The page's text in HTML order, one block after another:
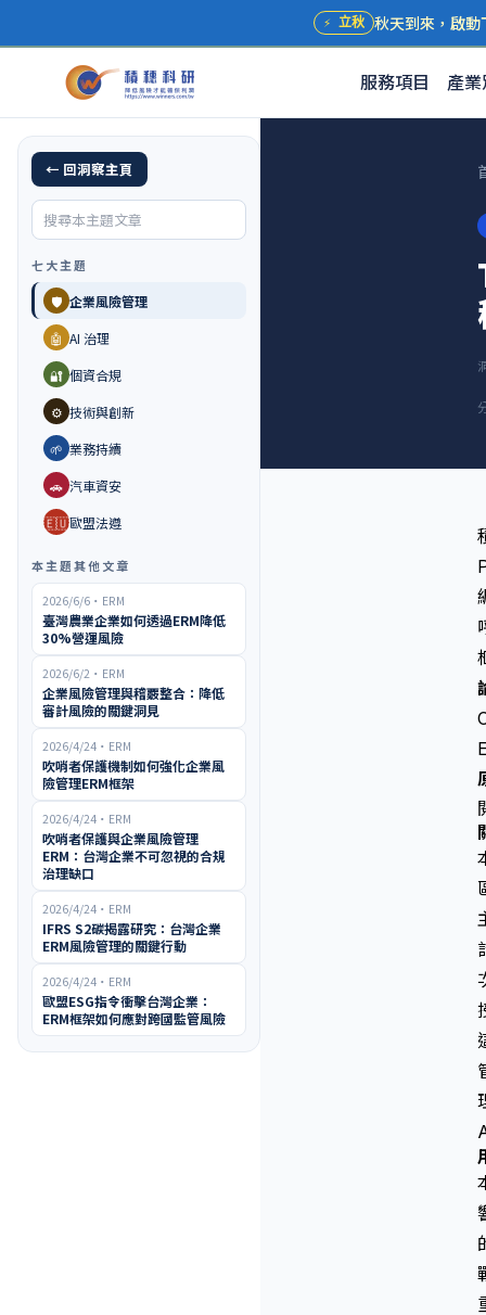
⚡ 立秋 秋天到來，啟
服務項目 產
← 回洞察主頁
七大主題
🛡️ 企業風險管理
🤖 AI 治理
🔐 個資合規
⚙️ 技術與創新
🌱 業務持續
🚗 汽車資安
🇪🇺歐盟法遵
本主題其他文章
2026/6/6 ・ ERM
臺灣農業企業如何透過ERM降低
30%營運風險
2026/6/2 ・ ERM
企業風險管理與稽覈整合：降低
審計風險的關鍵洞見
2026/4/24 ・ ERM
吹哨者保護機制如何強化企業風
險管理ERM框架
2026/4/24 ・ ERM
吹哨者保護與企業風險管理
ERM：台灣企業不可忽視的合規
治理缺口
2026/4/24 ・ ERM
IFRS S2碳揭露研究：台灣企業
ERM風險管理的關鍵行動
2026/4/24 ・ ERM
歐盟ESG指令衝擊台灣企業：
ERM框架如何應對跨國監管風險